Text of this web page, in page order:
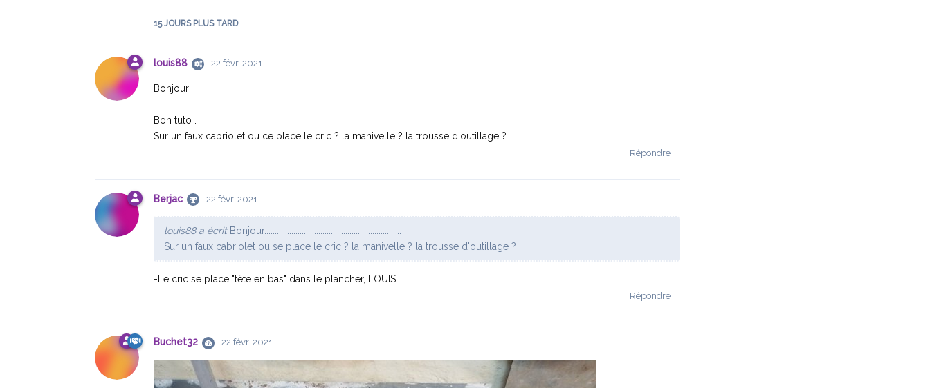
15 JOURSPLUS TARD
louis88 22 févr. 2021
Bonjour
Bon tuto .
Sur un faux cabriolet ou ce place le cric ? la manivelle ? la trousse d'outillage ?
Répondre
Berjac 22 févr. 2021
louis88 a écritBonjour..................................................................
Sur un faux cabriolet ou se place le cric ? la manivelle ? la trousse d'outillage ?
-Le cric se place "tête en bas" dans le plancher, LOUIS.
Répondre
Buchet32 22 févr. 2021